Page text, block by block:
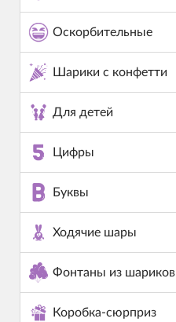
Оскорбительные
Шарики с конфетти
Для детей
Цифры
Буквы
Ходячие шары
Фонтаны из шариков
Коробка-сюрприз